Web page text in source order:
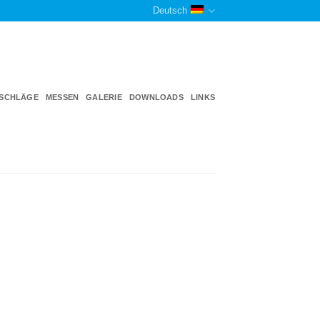
Deutsch
MESSEN GALERIE DOWNLOADS LINKS